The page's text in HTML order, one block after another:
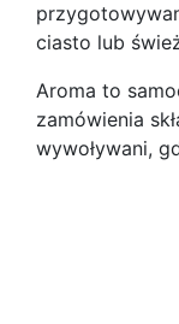
ciasto lub
Aroma to
zamówienia
wywoływani,